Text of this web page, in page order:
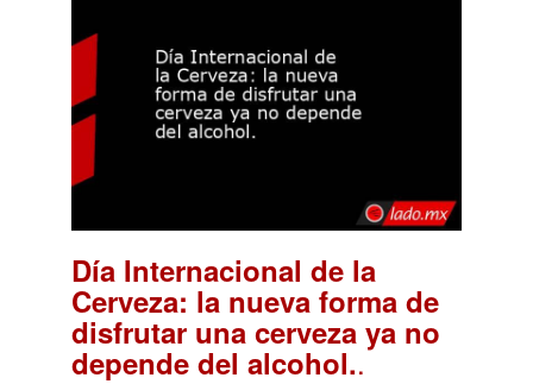
Día Internacional de la
Cerveza: la nueva forma de
disfrutar una cerveza ya no
depende del alcohol..